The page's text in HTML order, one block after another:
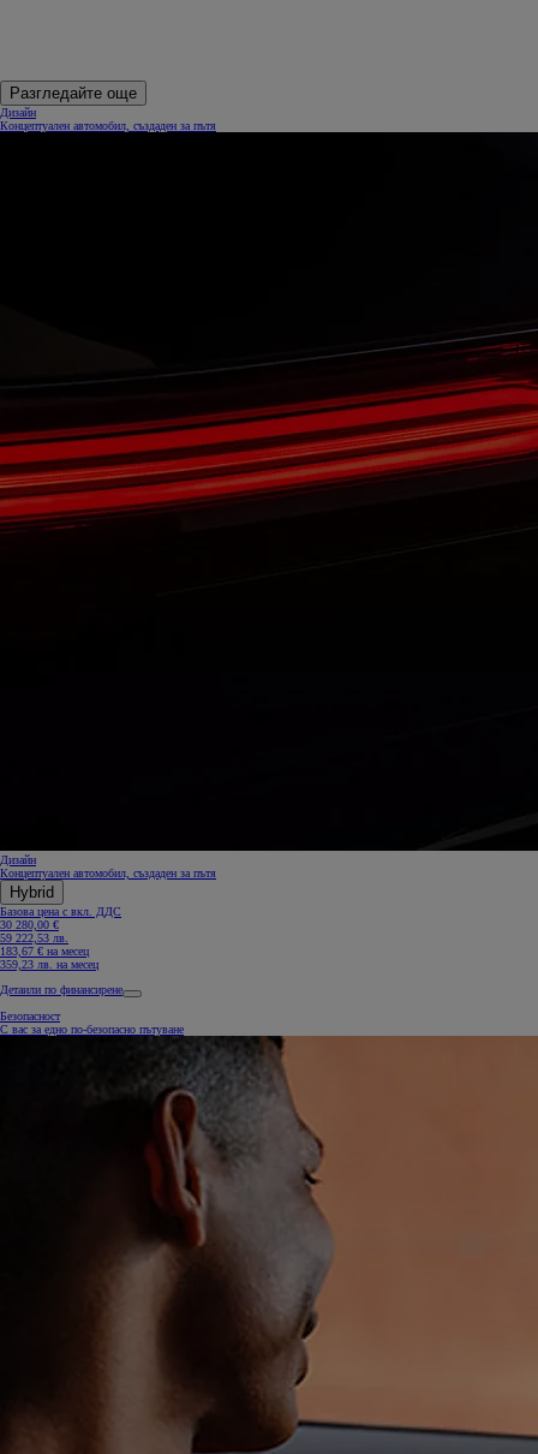
Разгледайте още
Дизайн
Концептуален автомобил, създаден за пътя
Дизайн
Концептуален автомобил, създаден за пътя
Hybrid
Базова цена с вкл. ДДС
30 280,00 €
59 222,53 лв.
183,67 € на месец
359,23 лв. на месец
Детаили по финансирене
Безопасност
С вас за едно по-безопасно пътуване